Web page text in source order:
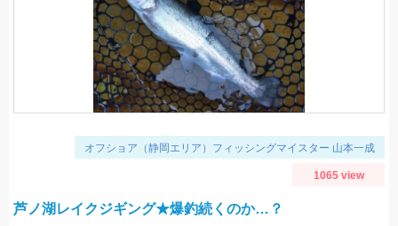
オフショア（静岡エリア）フィッシングマイスター 山本一成
1065 view
芦ノ湖レイクジギング★爆釣続くのか…？